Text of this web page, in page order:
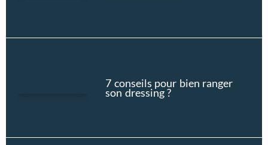
7 conseils pour bien ranger
son dressing ?